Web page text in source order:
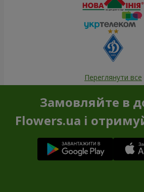
Переглянути все
Замовляйте в
Flowers.ua і